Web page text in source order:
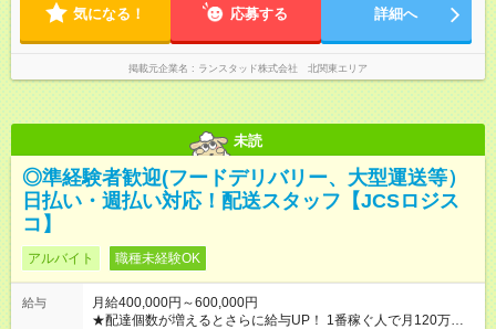
気になる！ 応募する 詳細へ
掲載元企業名 ランスタッド株式会社 北関東エリア
未読
◎準経験者歓迎(フードデリバリー、大型運送等）
日払い・週払い対応！配送スタッフ【JCSロジス
コ】
アルバイト 職種未経験OK
給与
月給400,000円～600,000円
★配達個数が増えるとさらに給与UP！ 1番稼ぐ人で月120万ほ